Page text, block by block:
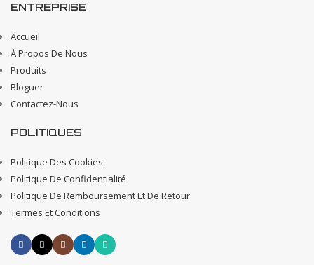
ENTREPRISE
Accueil
À Propos De Nous
Produits
Bloguer
Contactez-Nous
POLITIQUES
Politique Des Cookies
Politique De Confidentialité
Politique De Remboursement Et De Retour
Termes Et Conditions